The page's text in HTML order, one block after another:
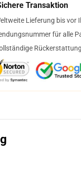
Transaktion
Lieferung bis vor
für alle